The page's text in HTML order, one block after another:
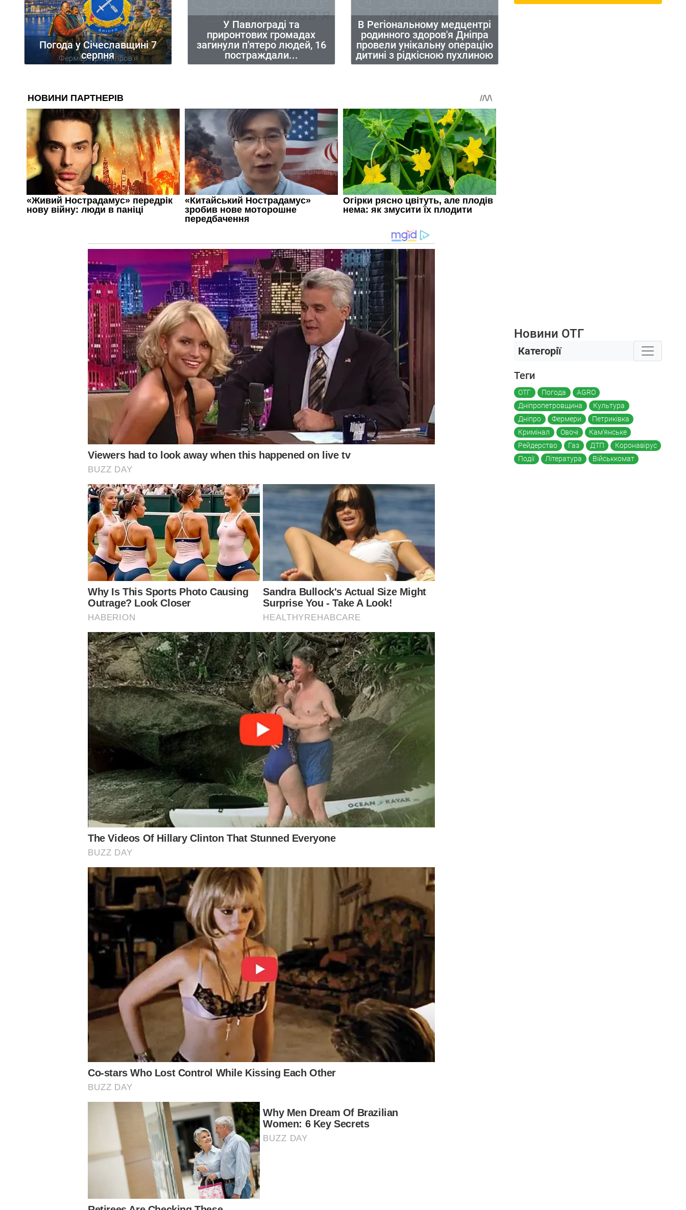
Погода у Січеславщині 7
серпня
У Павлограді та
приронтових громадах
загинули п'ятеро людей, 16
постраждали...
В Регіональному медцентрі
родинного здоров'я Дніпра
провели унікальну операцію
дитині з рідкісною пухлиною
Новини ОТГ
Категорії
Теги
ОТГ Погода
AGRO
Дніпропетровщина
Культура
Дніпро
Фермери
Петриківка
Кримінал
Овочі
Кам'янське
Рейдерство
Газ ДТП
Коронавірус
Події
Література Військкомат